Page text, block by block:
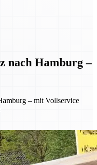
nach Hamburg –
– mit Vollservice